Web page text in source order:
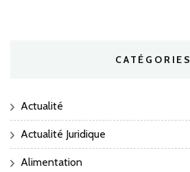
CATÉGORIES
Actualité
Actualité Juridique
Alimentation